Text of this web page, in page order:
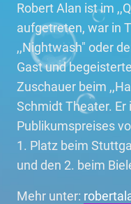
Robert Alan ist im
aufgetreten, war in
,,Nightwash" oder
Gast und
Zuschauer beim
Schmidt Theater. Er
Publikumspreises
1. Platz beim
und den 2. beim
Mehr unter: